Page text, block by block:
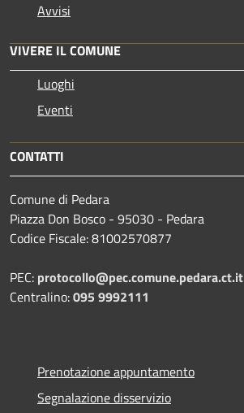
Avvisi
VIVERE IL COMUNE
Luoghi
Eventi
CONTATTI
Comune di Pedara
Piazza Don Bosco - 95030 - Pedara
Codice Fiscale: 81002570877
PEC: protocollo@pec.comune.pedara.ct.it
Centralino:095 9992111
Prenotazione appuntamento
Segnalazione disservizio